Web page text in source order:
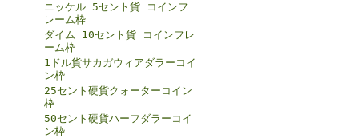
ニッケル 5セント貨 コインフ
レーム枠
ダイム 10セント貨 コインフレ
ーム枠
1ドル貨サカガウィアダラーコイ
ン枠
25セント硬貨クォーターコイン
枠
50セント硬貨ハーフダラーコイ
ン枠